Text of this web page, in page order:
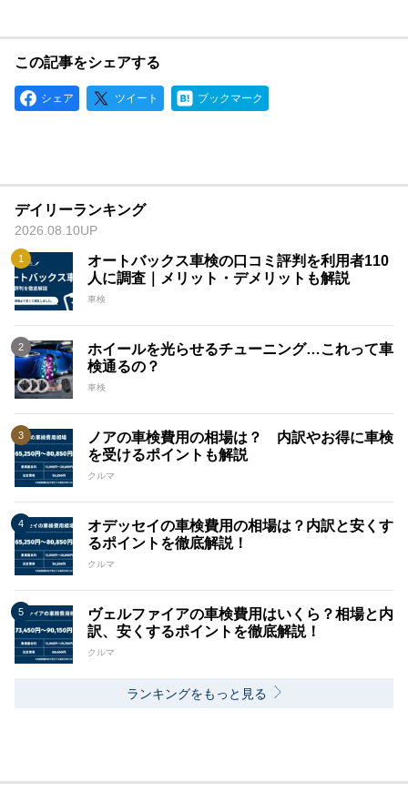
この記事をシェアする
シェア ツイート ブックマーク
デイリーランキング
2026.08.10UP
オートバックス車検の口コミ評判を利用者110
人に調査｜メリット・デメリットも解説
車検
ホイールを光らせるチューニング…これって車
検通るの？
車検
ノアの車検費用の相場は？ 内訳やお得に車検
を受けるポイントも解説
クルマ
オデッセイの車検費用の相場は？内訳と安くす
るポイントを徹底解説！
クルマ
ヴェルファイアの車検費用はいくら？相場と内
訳、安くするポイントを徹底解説！
クルマ
ランキングをもっと見る